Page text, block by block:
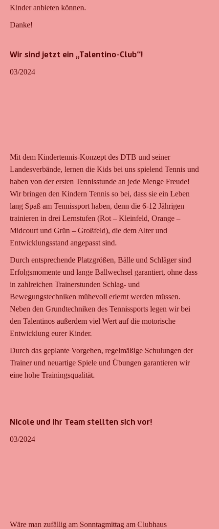
Kinder anbieten können.
Danke!
Wir sind jetzt ein „Talentino-Club“!
03/2024
Mit dem Kindertennis-Konzept des DTB und seiner
Landesverbände, lernen die Kids bei uns spielend Tennis und
haben von der ersten Tennisstunde an jede Menge Freude!
Wir bringen den Kindern Tennis so bei, dass sie ein Leben
lang Spaß am Tennissport haben, denn die 6-12 Jährigen
trainieren in drei Lernstufen (Rot – Kleinfeld, Orange –
Midcourt und Grün – Großfeld), die dem Alter und
Entwicklungsstand angepasst sind.
Durch entsprechende Platzgrößen, Bälle und Schläger sind
Erfolgsmomente und lange Ballwechsel garantiert, ohne dass
in zahlreichen Trainerstunden Schlag- und
Bewegungstechniken mühevoll erlernt werden müssen.
Neben den Grundtechniken des Tennissports legen wir bei
den Talentinos außerdem viel Wert auf die motorische
Entwicklung eurer Kinder.
Durch das geplante Vorgehen, regelmäßige Schulungen der
Trainer und neuartige Spiele und Übungen garantieren wir
eine hohe Trainingsqualität.
Nicole und ihr Team stellten sich vor!
03/2024
Wäre man zufällig am Sonntagmittag am Clubhaus